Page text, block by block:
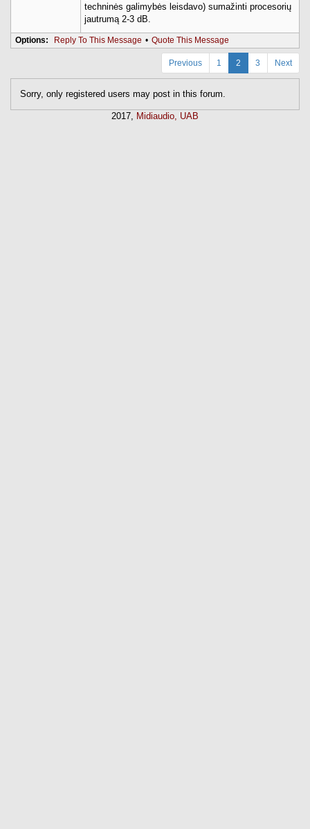
techninės galimybės leisdavo) sumažinti procesorių
jautrumą 2-3 dB.
Options: Reply To This Message • Quote This Message
Previous 1 2 3 Next
Sorry, only registered users may post in this forum.
2017, Midiaudio, UAB